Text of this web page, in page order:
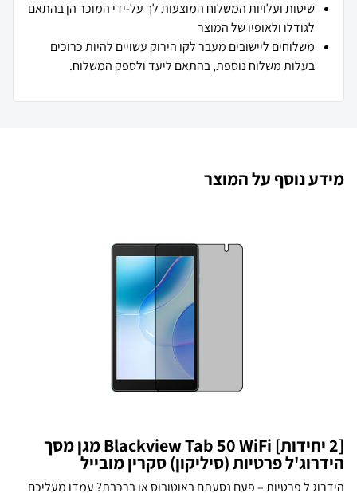
שיטות ועלויות המשלוח המוצעות לך על-ידי המוכר הן בהתאם
לגודלו ולאופיו של המוצר
משלוחים ליישובים מעבר לקו הירוק עשויים להיות כרוכים
בעלות משלוח נוספת, בהתאם ליעד ולספק המשלוח.
מידע נוסף על המוצר
[2 יחידות] Blackview Tab 50 WiFi מגן מסך
הידרוג'ל פרטיות (סיליקון) סקרין מובייל
הידרוג ל פרטיות – פעם נסעתם באוטובוס או ברכבת? עמדו מעליכם